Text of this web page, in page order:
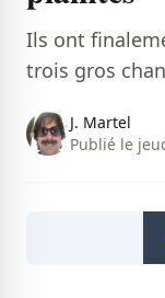
Ils ont
trois gros
J. Martel
Publié le